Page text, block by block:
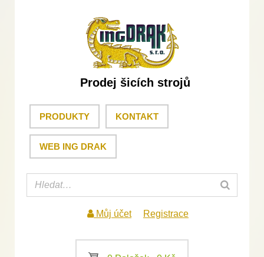
Prodej šicích strojů
PRODUKTY KONTAKT
WEB ING DRAK
Můj účet Registrace